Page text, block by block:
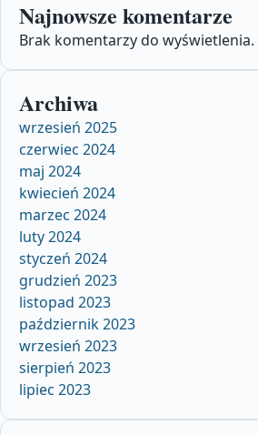
Najnowsze komentarze
Brak komentarzy do wyświetlenia.
Archiwa
wrzesień 2025
czerwiec 2024
maj 2024
kwiecień 2024
marzec 2024
luty 2024
styczeń 2024
grudzień 2023
listopad 2023
październik 2023
wrzesień 2023
sierpień 2023
lipiec 2023